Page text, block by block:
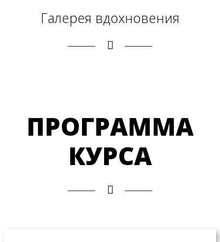
Галерея вдохновения
ПРОГРАММА
КУРСА